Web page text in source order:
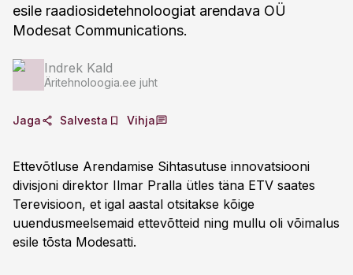
esile raadiosidetehnoloogiat arendava OÜ
Modesat Communications.
Indrek Kald
Äritehnoloogia.ee juht
Jaga Salvesta Vihja
Ettevõtluse Arendamise Sihtasutuse innovatsiooni
divisjoni direktor Ilmar Pralla ütles täna ETV saates
Terevisioon, et igal aastal otsitakse kõige
uuendusmeelsemaid ettevõtteid ning mullu oli võimalus
esile tõsta Modesatti.